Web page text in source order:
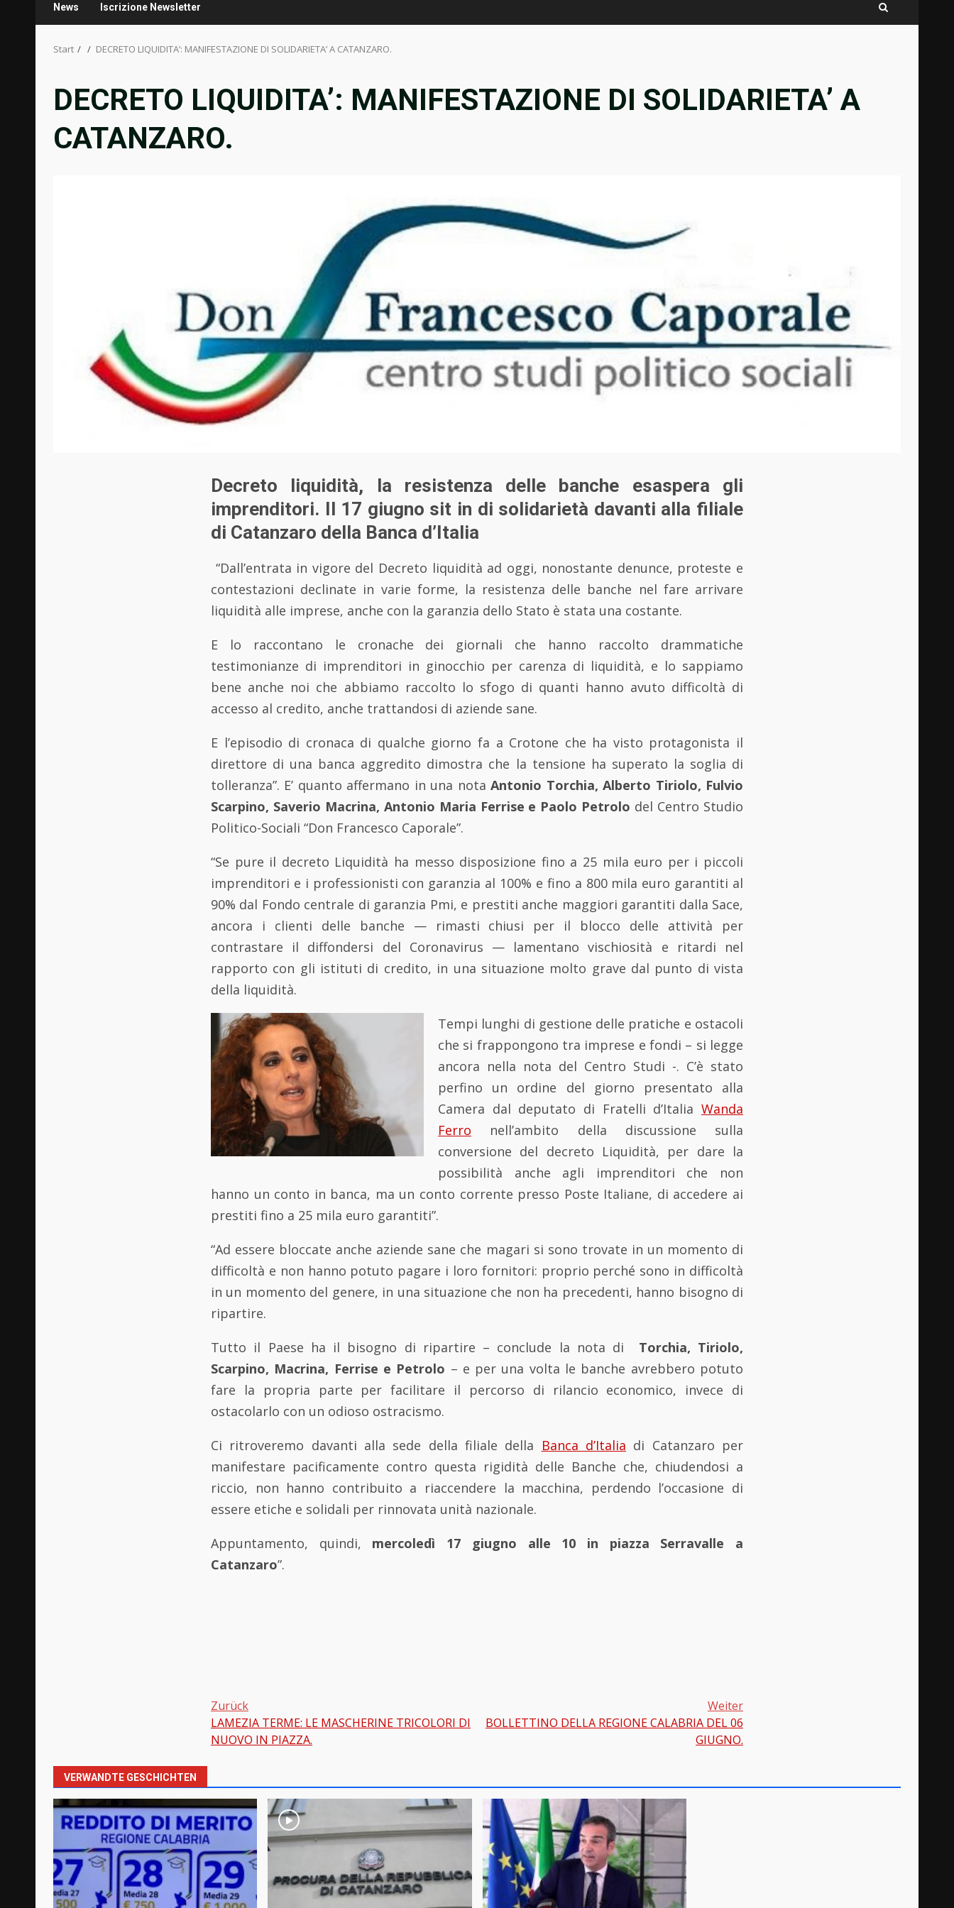
News Iscrizione Newsletter
Start DECRETO LIQUIDITA’: MANIFESTAZIONE DI SOLIDARIETA’ A CATANZARO.
DECRETO LIQUIDITA’: MANIFESTAZIONE DI SOLIDARIETA’ A
CATANZARO.
Decreto liquidità, la resistenza delle banche esaspera gli
imprenditori. Il 17 giugno sit in di solidarietà davanti alla filiale
di Catanzaro della Banca d’Italia
“Dall’entrata in vigore del Decreto liquidità ad oggi, nonostante denunce, proteste e
contestazioni declinate in varie forme, la resistenza delle banche nel fare arrivare
liquidità alle imprese, anche con la garanzia dello Stato è stata una costante.
E lo raccontano le cronache dei giornali che hanno raccolto drammatiche
testimonianze di imprenditori in ginocchio per carenza di liquidità, e lo sappiamo
bene anche noi che abbiamo raccolto lo sfogo di quanti hanno avuto difficoltà di
accesso al credito, anche trattandosi di aziende sane.
E l’episodio di cronaca di qualche giorno fa a Crotone che ha visto protagonista il
direttore di una banca aggredito dimostra che la tensione ha superato la soglia di
tolleranza”. E’ quanto affermano in una notaAntonio Torchia, Alberto Tiriolo, Fulvio
Scarpino, Saverio Macrina, Antonio Maria Ferrise e Paolo Petrolo del Centro Studio
Politico-Sociali “Don Francesco Caporale”.
“Se pure il decreto Liquidità ha messo disposizione fino a 25 mila euro per i piccoli
imprenditori e i professionisti con garanzia al 100% e fino a 800 mila euro garantiti al
90% dal Fondo centrale di garanzia Pmi, e prestiti anche maggiori garantiti dalla Sace,
ancora i clienti delle banche — rimasti chiusi per il blocco delle attività per
contrastare il diffondersi del Coronavirus — lamentano vischiosità e ritardi nel
rapporto con gli istituti di credito, in una situazione molto grave dal punto di vista
della liquidità.
Tempi lunghi di gestione delle pratiche e ostacoli
che si frappongono tra imprese e fondi – si legge
ancora nella nota del Centro Studi -. C’è stato
perfino un ordine del giorno presentato alla
Camera dal deputato di Fratelli d’Italia Wanda
Ferro nell’ambito della discussione sulla
conversione del decreto Liquidità, per dare la
possibilità anche agli imprenditori che non
hanno un conto in banca, ma un conto corrente presso Poste Italiane, di accedere ai
prestiti fino a 25 mila euro garantiti”.
“Ad essere bloccate anche aziende sane che magari si sono trovate in un momento di
difficoltà e non hanno potuto pagare i loro fornitori: proprio perché sono in difficoltà
in un momento del genere, in una situazione che non ha precedenti, hanno bisogno di
ripartire.
Tutto il Paese ha il bisogno di ripartire – conclude la nota di Torchia, Tiriolo,
Scarpino, Macrina, Ferrise e Petrolo – e per una volta le banche avrebbero potuto
fare la propria parte per facilitare il percorso di rilancio economico, invece di
ostacolarlo con un odioso ostracismo.
Ci ritroveremo davanti alla sede della filiale della Banca d’Italia di Catanzaro per
manifestare pacificamente contro questa rigidità delle Banche che, chiudendosi a
riccio, non hanno contribuito a riaccendere la macchina, perdendo l’occasione di
essere etiche e solidali per rinnovata unità nazionale.
Appuntamento, quindi, mercoledì 17 giugno alle 10 in piazza Serravalle a
Catanzaro”.
Beitragsnavigation
Zurück
LAMEZIA TERME: LE MASCHERINE TRICOLORI DI
NUOVO IN PIAZZA.
Weiter
BOLLETTINO DELLA REGIONE CALABRIA DEL 06
GIUGNO.
VERWANDTE GESCHICHTEN